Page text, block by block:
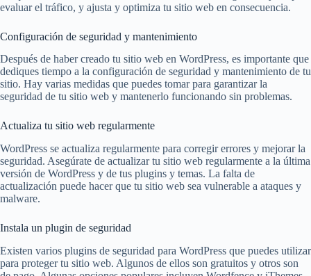
evaluar el tráfico, y ajusta y optimiza tu sitio web en consecuencia.
Configuración de seguridad y mantenimiento
Después de haber creado tu sitio web en WordPress, es importante que
dediques tiempo a la configuración de seguridad y mantenimiento de tu
sitio. Hay varias medidas que puedes tomar para garantizar la
seguridad de tu sitio web y mantenerlo funcionando sin problemas.
Actualiza tu sitio web regularmente
WordPress se actualiza regularmente para corregir errores y mejorar la
seguridad. Asegúrate de actualizar tu sitio web regularmente a la última
versión de WordPress y de tus plugins y temas. La falta de
actualización puede hacer que tu sitio web sea vulnerable a ataques y
malware.
Instala un plugin de seguridad
Existen varios plugins de seguridad para WordPress que puedes utilizar
para proteger tu sitio web. Algunos de ellos son gratuitos y otros son